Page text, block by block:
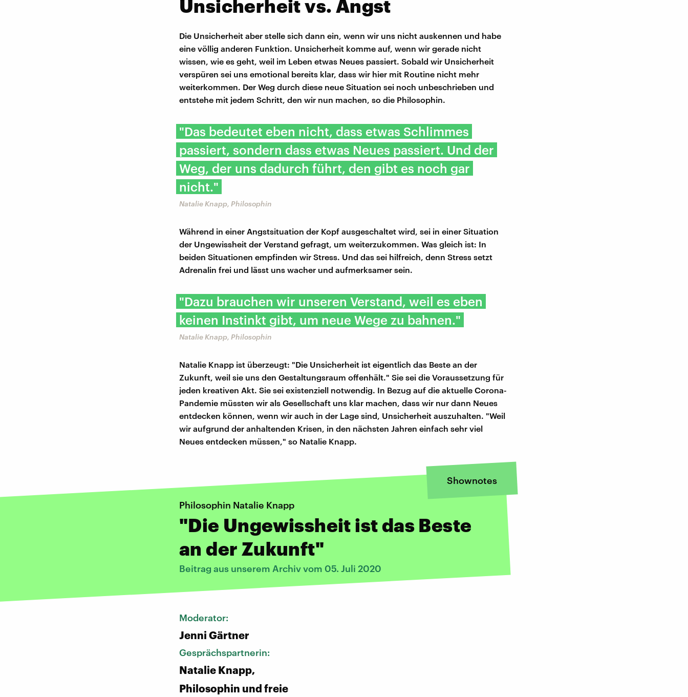
Unsicherheit vs. Angst
Die Unsicherheit aber stelle sich dann ein, wenn wir uns nicht auskennen und habe
eine völlig anderen Funktion. Unsicherheit komme auf, wenn wir gerade nicht
wissen, wie es geht, weil im Leben etwas Neues passiert. Sobald wir Unsicherheit
verspüren sei uns emotional bereits klar, dass wir hier mit Routine nicht mehr
weiterkommen. Der Weg durch diese neue Situation sei noch unbeschrieben und
entstehe mit jedem Schritt, den wir nun machen, so die Philosophin.
"Das bedeutet eben nicht, dass etwas Schlimmes
passiert, sondern dass etwas Neues passiert. Und der
Weg, der uns dadurch führt, den gibt es noch gar
nicht."
Natalie Knapp, Philosophin
Während in einer Angstsituation der Kopf ausgeschaltet wird, sei in einer Situation
der Ungewissheit der Verstand gefragt, um weiterzukommen. Was gleich ist: In
beiden Situationen empfinden wir Stress. Und das sei hilfreich, denn Stress setzt
Adrenalin frei und lässt uns wacher und aufmerksamer sein.
"Dazu brauchen wir unseren Verstand, weil es eben
keinen Instinkt gibt, um neue Wege zu bahnen."
Natalie Knapp, Philosophin
Natalie Knapp ist überzeugt: "Die Unsicherheit ist eigentlich das Beste an der
Zukunft, weil sie uns den Gestaltungsraum offenhält." Sie sei die Voraussetzung für
jeden kreativen Akt. Sie sei existenziell notwendig. In Bezug auf die aktuelle Corona-
Pandemie müssten wir als Gesellschaft uns klar machen, dass wir nur dann Neues
entdecken können, wenn wir auch in der Lage sind, Unsicherheit auszuhalten. "Weil
wir aufgrund der anhaltenden Krisen, in den nächsten Jahren einfach sehr viel
Neues entdecken müssen," so Natalie Knapp.
Shownotes
Philosophin Natalie Knapp
"Die Ungewissheit ist das Beste
an der Zukunft"
Beitrag aus unserem Archiv vom 05. Juli 2020
Moderator:
Jenni Gärtner
Gesprächspartnerin:
Natalie Knapp,
Philosophin und freie